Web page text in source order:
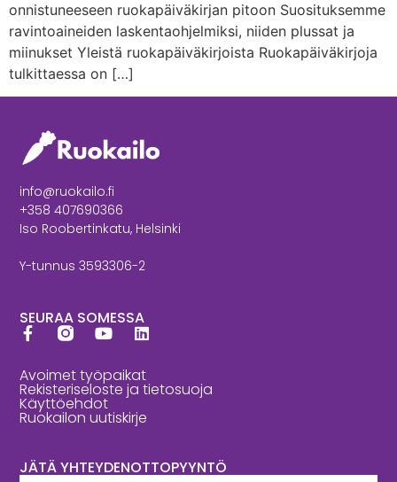
onnistuneeseen ruokapäiväkirjan pitoon Suosituksemme
ravintoaineiden laskentaohjelmiksi, niiden plussat ja
miinukset Yleistä ruokapäiväkirjoista Ruokapäiväkirjoja
tulkittaessa on […]
info@ruokailo.fi
+358 407690366
Iso Roobertinkatu, Helsinki
Y-tunnus 3593306-2
SEURAA SOMESSA
Avoimet työpaikat
Rekisteriseloste ja tietosuoja
Käyttöehdot
Ruokailon uutiskirje
JÄTÄ YHTEYDENOTTOPYYNTÖ